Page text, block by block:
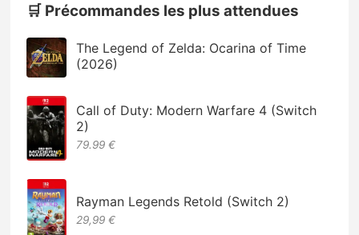
🛒 Précommandes les plus attendues
The Legend of Zelda: Ocarina of Time
(2026)
Call of Duty: Modern Warfare 4 (Switch
2)
79.99 €
Rayman Legends Retold (Switch 2)
29,99 €